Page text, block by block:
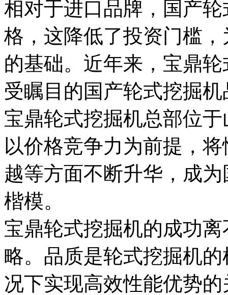
相对于进口品牌，国产
格，这降低了投资门槛
的基础。近年来，宝鼎
受瞩目的国产轮式挖掘
宝鼎轮式挖掘机总部位
以价格竞争力为前提，
越等方面不断升华，成
楷模。
宝鼎轮式挖掘机的成功
略。品质是轮式挖掘机
况下实现高效性能优势